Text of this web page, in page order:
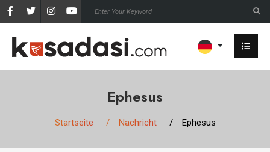
Ephesus
Startseite Nachricht Ephesus